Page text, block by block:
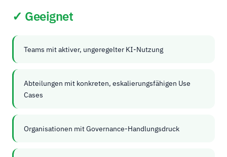
✓ Geeignet
Teams mit aktiver, ungeregelter KI-Nutzung
Abteilungen mit konkreten, eskalierungsfähigen Use
Cases
Organisationen mit Governance-Handlungsdruck